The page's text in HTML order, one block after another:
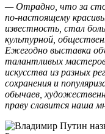
— Отрадно, что за
по-настоящему
известность, стал
культурной,
Ежегодно выставка
талантливых
искусства из разных
сохранения и
обычаев,
праву славится наша